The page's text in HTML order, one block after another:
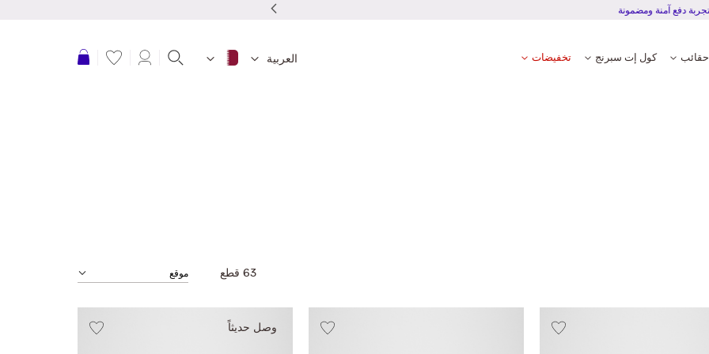
تجربة دفع آمنة ومضمونة
حقائب كول إت سبرنج تخفيضات العربية عربة التسوق
63 قطع
وصل حديثاً